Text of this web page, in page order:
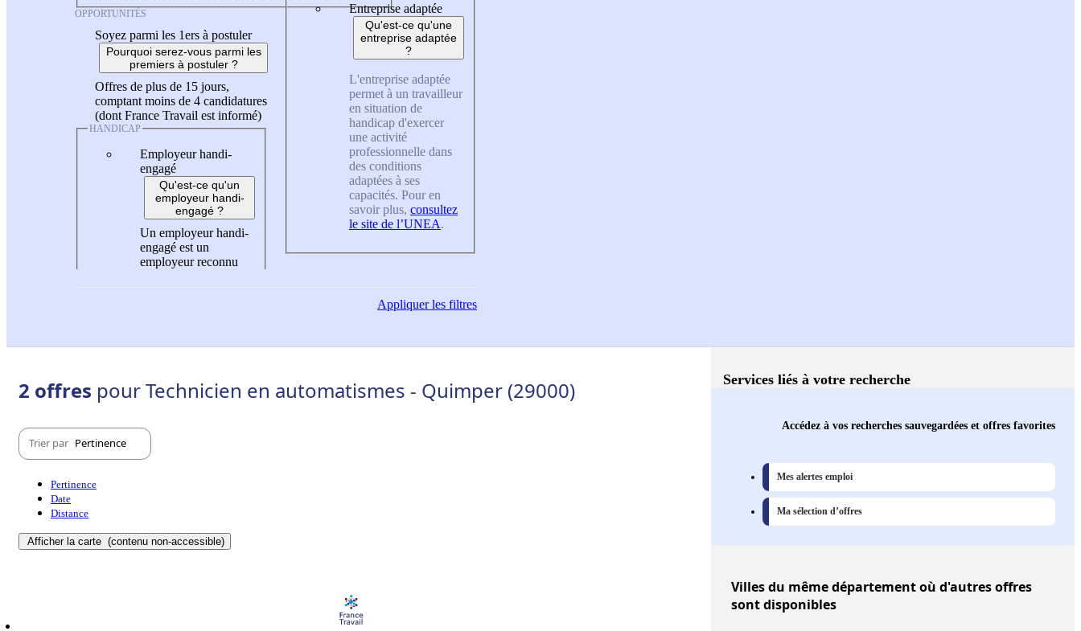
OPPORTUNITÉS
Soyez parmi les 1ers à postuler
Pourquoi serez-vous parmi les
premiers à postuler ?
Offres de plus de 15 jours,
comptant moins de 4 candidatures
(dont France Travail est informé)
HANDICAP
Employeur handi-
engagé
Qu'est-ce qu'un
employeur handi-
engagé ?
Un employeur handi-
engagé est un
employeur reconnu
Entreprise adaptée
Qu'est-ce qu'une
entreprise adaptée
?
L'entreprise adaptée
permet à un travailleur
en situation de
handicap d'exercer
une activité
professionnelle dans
des conditions
adaptées à ses
capacités. Pour en
savoir plus, consultez
le site de l’UNEA.
Appliquerles filtres
2 offres pour Technicien en automatismes - Quimper (29000)
Trier par Pertinence
Pertinence
Date
Distance
Afficher la carte (contenu non-accessible)
Services liés à votre recherche
Accédez à vos recherches sauvegardées et offres favorites
Mes alertes emploi
Ma sélection d’offres
Villesdu même département où d'autres offres
sont disponibles